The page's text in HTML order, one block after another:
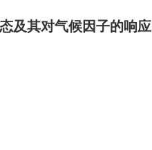
及其对气候因子的响应